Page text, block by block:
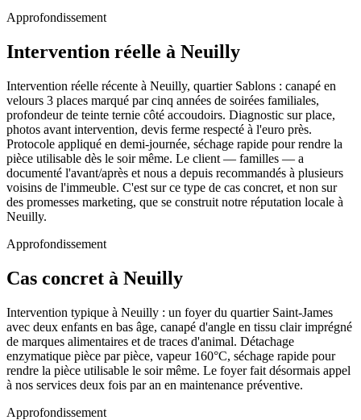
Approfondissement
Intervention réelle à Neuilly
Intervention réelle récente à Neuilly, quartier Sablons : canapé en
velours 3 places marqué par cinq années de soirées familiales,
profondeur de teinte ternie côté accoudoirs. Diagnostic sur place,
photos avant intervention, devis ferme respecté à l'euro près.
Protocole appliqué en demi-journée, séchage rapide pour rendre la
pièce utilisable dès le soir même. Le client — familles — a
documenté l'avant/après et nous a depuis recommandés à plusieurs
voisins de l'immeuble. C'est sur ce type de cas concret, et non sur
des promesses marketing, que se construit notre réputation locale à
Neuilly.
Approfondissement
Cas concret à Neuilly
Intervention typique à Neuilly : un foyer du quartier Saint-James
avec deux enfants en bas âge, canapé d'angle en tissu clair imprégné
de marques alimentaires et de traces d'animal. Détachage
enzymatique pièce par pièce, vapeur 160°C, séchage rapide pour
rendre la pièce utilisable le soir même. Le foyer fait désormais appel
à nos services deux fois par an en maintenance préventive.
Approfondissement